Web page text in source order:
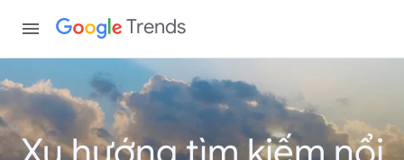
Trends